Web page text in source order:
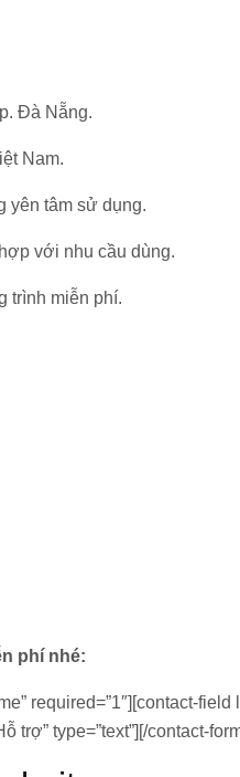
Đà Nẵng.
Nam.
yên tâm sử dụng.
với nhu cầu dùng.
trình miễn phí.
phí nhé:
required=”1″][contact-
trợ” type=”text”][/contact-